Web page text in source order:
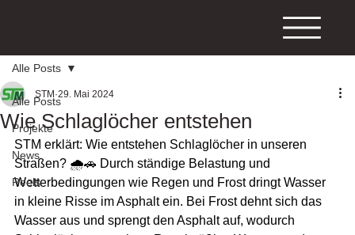
Alle Posts
Projekte
News
Reels
Alle Posts
Wie Schlaglöcher entstehen
STM 29. Mai 2024
STM erklärt: Wie entstehen Schlaglöcher in unseren
Straßen? 🌧️🚗 Durch ständige Belastung und
Wetterbedingungen wie Regen und Frost dringt Wasser
in kleine Risse im Asphalt ein. Bei Frost dehnt sich das
Wasser aus und sprengt den Asphalt auf, wodurch